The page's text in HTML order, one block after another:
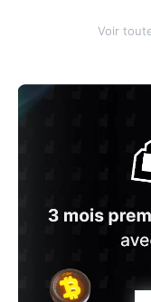
Voir